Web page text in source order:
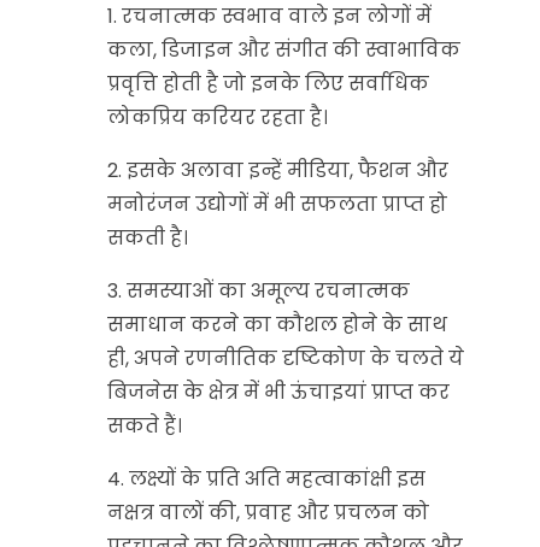
1. रचनात्मक स्वभाव वाले इन लोगों में
कला, डिजाइन और संगीत की स्वाभाविक
प्रवृत्ति होती है जो इनके लिए सर्वाधिक
लोकप्रिय करियर रहता है।
2. इसके अलावा इन्हें मीडिया, फैशन और
मनोरंजन उद्योगों में भी सफलता प्राप्त हो
सकती है।
3. समस्याओं का अमूल्य रचनात्मक
समाधान करने का कौशल होने के साथ
ही, अपने रणनीतिक दृष्टिकोण के चलते ये
बिजनेस के क्षेत्र में भी ऊंचाइयां प्राप्त कर
सकते हैं।
4. लक्ष्यों के प्रति अति महत्वाकांक्षी इस
नक्षत्र वालों की, प्रवाह और प्रचलन को